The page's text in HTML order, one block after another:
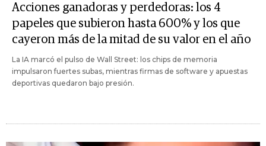
Acciones ganadoras y perdedoras: los 4
papeles que subieron hasta 600% y los que
cayeron más de la mitad de su valor en el año
La IA marcó el pulso de Wall Street: los chips de memoria
impulsaron fuertes subas, mientras firmas de software y apuestas
deportivas quedaron bajo presión.